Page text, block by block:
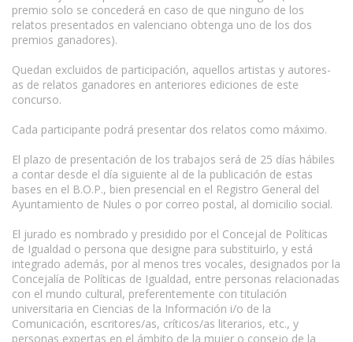
premio solo se concederá en caso de que ninguno de los
relatos presentados en valenciano obtenga uno de los dos
premios ganadores).
Quedan excluidos de participación, aquellos artistas y autores-
as de relatos ganadores en anteriores ediciones de este
concurso.
Cada participante podrá presentar dos relatos como máximo.
El plazo de presentación de los trabajos será de 25 días hábiles
a contar desde el día siguiente al de la publicación de estas
bases en el B.O.P., bien presencial en el Registro General del
Ayuntamiento de Nules o por correo postal, al domicilio social.
El jurado es nombrado y presidido por el Concejal de Políticas
de Igualdad o persona que designe para substituirlo, y está
integrado además, por al menos tres vocales, designados por la
Concejalía de Políticas de Igualdad, entre personas relacionadas
con el mundo cultural, preferentemente con titulación
universitaria en Ciencias de la Información i/o de la
Comunicación, escritores/as, críticos/as literarios, etc., y
personas expertas en el ámbito de la mujer o consejo de la